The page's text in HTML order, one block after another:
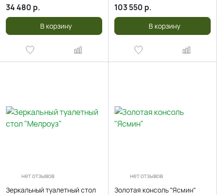
34 480 р.
В корзину
103 550 р.
В корзину
нет отзывов
Зеркальный туалетный стол
нет отзывов
Золотая консоль "Ясмин"